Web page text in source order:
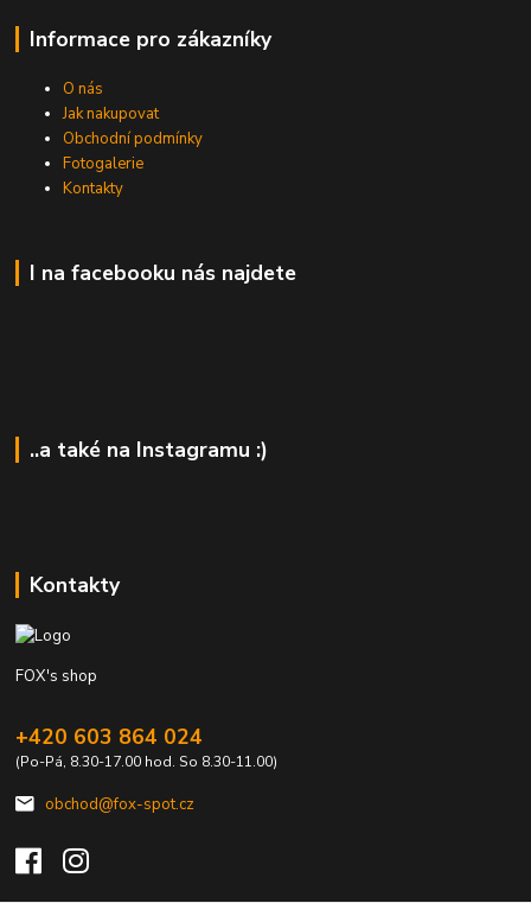
Informace pro zákazníky
O nás
Jak nakupovat
Obchodní podmínky
Fotogalerie
Kontakty
I na facebooku nás najdete
..a také na Instagramu :)
Kontakty
FOX's shop
+420 603 864 024
(Po-Pá, 8.30-17.00 hod. So 8.30-11.00)
obchod@fox-spot.cz